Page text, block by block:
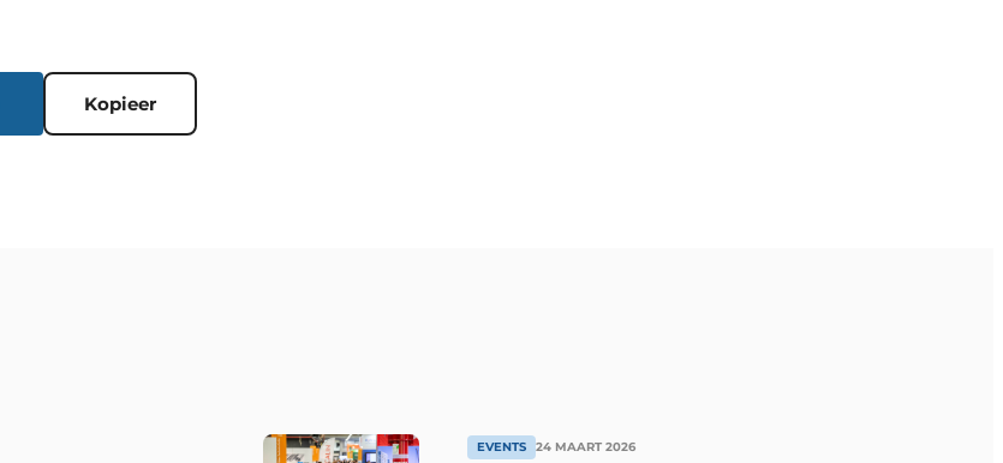
Kopieer
EVENTS 24 MAART 2026